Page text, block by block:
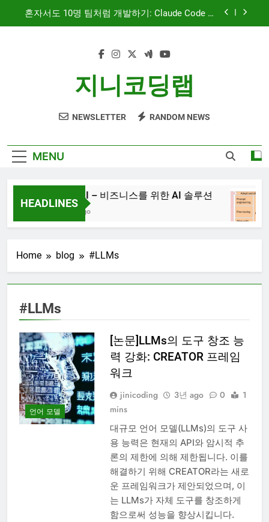
혼자서도 10명 팀처럼 개발하기: Claude Code 서
시대의 새로운 흐름
대시보드 디자인, 이제는 ‘많이’가 아니라 ‘정확히’
혼자서도 10명 팀처럼 개발하기: Claude Code 서
문서 중심 개발(DDD)과 TDD — AI 코딩 에이전트
지니코딩랩
NEWSLETTER RANDOM NEWS
MENU
HEADLINES
JiniAI – 비즈니스를 위한 AI 솔루션
Home blog #LLMs
#LLMs
언어 모델
[논문]LLMs의 도구 창조 능
력 강화: CREATOR 프레임
워크
jinicoding 3년 ago 0
1
mins
대규모 언어 모델(LLMs)의 도구 사
용 능력은 현재의 API와 암시적 추
론의 제한에 의해 제한됩니다. 이를
해결하기 위해 CREATOR라는 새로
운 프레임워크가 제안되었으며, 이
는 LLMs가 자체 도구를 창조하게
함으로써 성능을 향상시킵니다.